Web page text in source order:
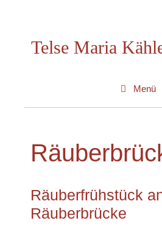
springenTelse Maria
Menü
Räuberfrühstück
Räuberbrücke